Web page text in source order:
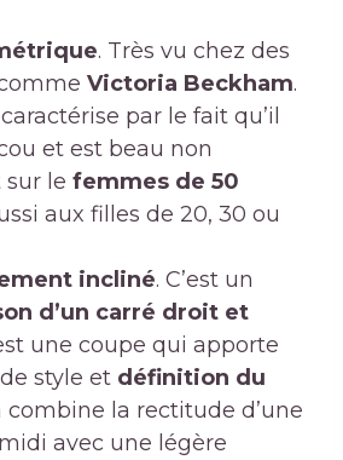
. Très vu chez des
Victoria Beckham.
par le fait qu’il
et est beau non
le femmes de 50
aux filles de 20, 30 ou
incliné. C’est un
d’un carré droit et
une coupe qui apporte
style et définition du
combine la rectitude d’une
avec une légère